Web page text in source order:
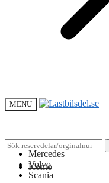
MENU
Sök
efter:
Konto
Mercedes
Volvo
Scania